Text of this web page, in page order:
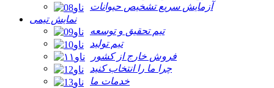
آزمایش سریع تشخیص حیوانات
نمایش تیمی
تیم تحقیق و توسعه
تیم تولید
فروش خارج از کشور
چرا ما را انتخاب کنید
خدمات ما